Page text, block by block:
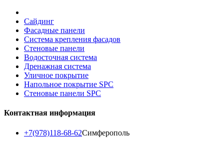
Сайдинг
Фасадные панели
Система крепления фасадов
Стеновые панели
Водосточная система
Дренажная система
Уличное покрытие
Напольное покрытие SPC
Стеновые панели SPC
Контактная информация
+7(978)118-68-62Симферополь